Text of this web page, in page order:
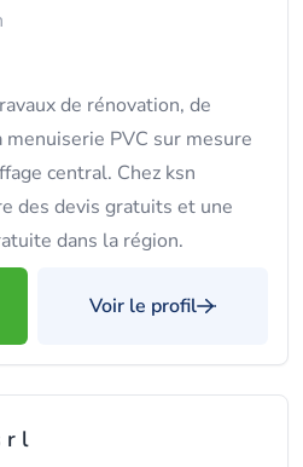
de rénovation, de
PVC sur mesure
central. Chez ksn
des devis gratuits et une
dans la région.
Voir le profil
r l